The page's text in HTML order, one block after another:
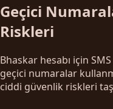
Geçici
Riskleri
Bhaskar hesabı için
geçici numaralar
ciddi güvenlik riskleri